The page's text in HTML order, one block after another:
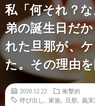
私「何それ？な
弟の誕生日だ
れた旦那が、
た。その理由
2020.12.22
衝撃的
呼び出し
家族 旦那 義実